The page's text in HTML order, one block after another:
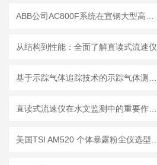
从结构到性能：全面了解直读式流速仪